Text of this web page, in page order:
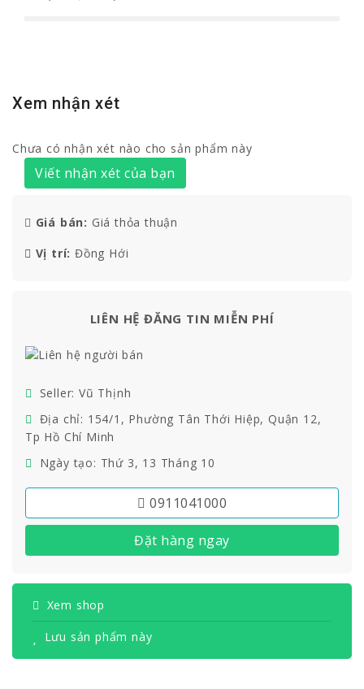
Xem nhận xét
Chưa có nhận xét nào cho sản phẩm này
Viết nhận xét của bạn
Giá bán: Giá thỏa thuận
Vị trí: Đồng Hới
LIÊN HỆ ĐĂNG TIN MIỄN PHÍ
Seller: Vũ Thịnh
Địa chỉ: 154/1, Phường Tân Thới Hiệp, Quận 12,
Tp Hồ Chí Minh
Ngày tạo: Thứ 3, 13 Tháng 10
0911041000
Đặt hàng ngay
Xem shop
Lưu sản phẩm này